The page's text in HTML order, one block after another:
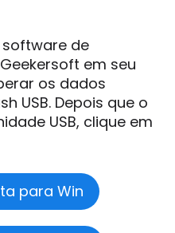
software de
em seu
os dados
USB. Depois que o
USB, clique em
para Win